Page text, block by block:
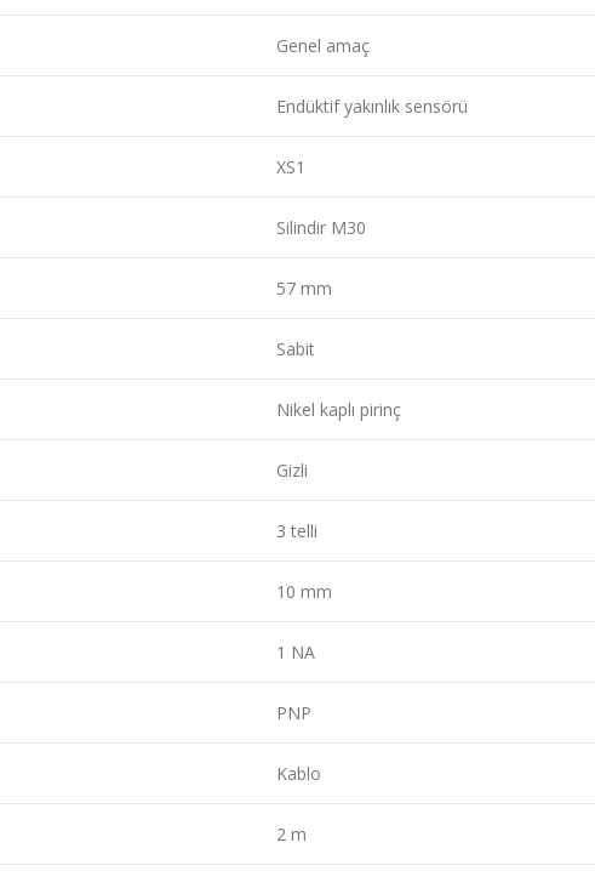
Genel amaç
Endüktif yakınlık sensörü
XS1
Silindir M30
57 mm
Sabit
Nikel kaplı pirinç
Gizli
3 telli
10 mm
1 NA
PNP
Kablo
2 m